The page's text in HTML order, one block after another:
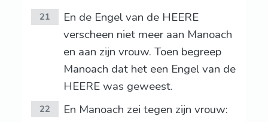
21
En de Engel van de HEERE
verscheen niet meer aan Manoach
en aan zijn vrouw. Toen begreep
Manoach dat het een Engel van de
HEERE was geweest.
22
En Manoach zei tegen zijn vrouw: